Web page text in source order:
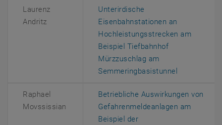
Laurenz
Andritz
Unterirdische
Eisenbahnstationen an
Hochleistungsstrecken am
Beispiel Tiefbahnhof
Mürzzuschlag am
Semmeringbasistunnel
Raphael
Movssissian
Betriebliche Auswirkungen von
Gefahrenmeldeanlagen am
Beispiel der